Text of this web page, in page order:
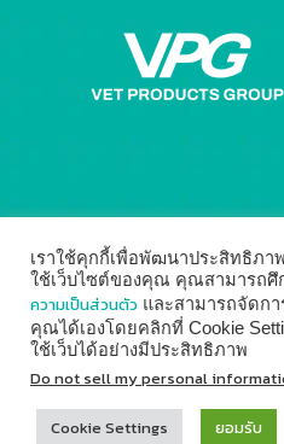
↑
เราใช้คุกกี้เพื่อพัฒนาประสิทธิภ
ใช้เว็บไซต์ของคุณ คุณสามารถศึ
ความเป็นส่วนตัว และสามารถจัดกา
คุณได้เองโดยคลิกที่ Cookie
ใช้เว็บได้อย่างมีประสิทธิภาพ
Do not sell my personal
Cookie Settings ยอมรับ